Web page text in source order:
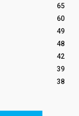
65
60
49
48
42
39
38